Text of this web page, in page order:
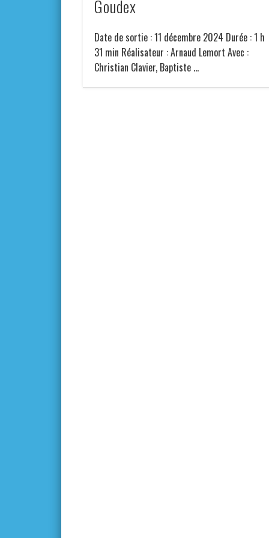
Goudex
Date de sortie : 11 décembre 2024 Durée : 1 h
31 min Réalisateur : Arnaud Lemort Avec :
Christian Clavier, Baptiste …